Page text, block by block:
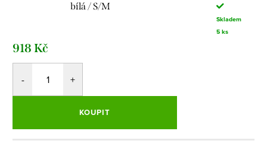
bílá / S/M
Skladem
5 ks
918 Kč
KOUPIT